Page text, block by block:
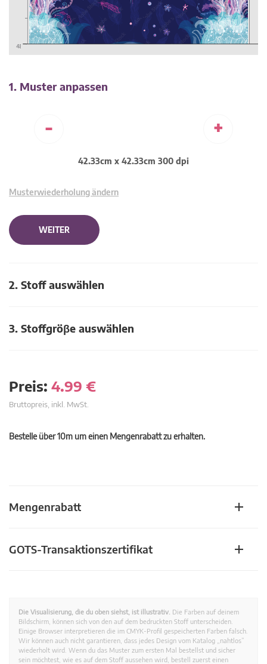
1. Muster anpassen
- +
42.33cm x 42.33cm 300 dpi
Musterwiederholung ändern
WEITER
2. Stoff auswählen
3. Stoffgröβe auswählen
Preis: 4.99 €
Bruttopreis, inkl. MwSt.
Bestelle über 10m um einen Mengenrabatt zu erhalten.
Mengenrabatt
GOTS-Transaktionszertifikat
Die Visualisierung, die du oben siehst, ist illustrativ. Die Farben auf deinem
Bildschirm, können sich von den auf dem bedruckten Stoff unterscheiden.
Einige Browser interpretieren die im CMYK-Profil gespeicherten Farben falsch.
Wir können auch nicht garantieren, dass jedes Design vom Katalog „nahtlos”
wiederholt wird. Wenn du das Muster zum ersten Mal bestellst und sicher
sein möchtest, wie es auf dem Stoff aussehen wird, bestell zuerst einen